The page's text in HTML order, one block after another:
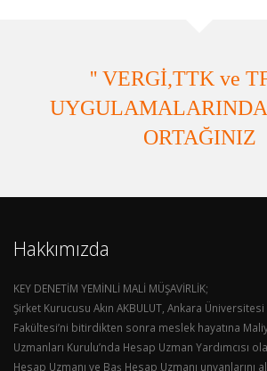
'' VERGİ,TTK ve
ORTAĞINIZ
Hakkımızda
KEY DENETİM YEMİNLİ MALİ MÜŞAVİRLİK;
Şirket Kurucusu Akın AKBULUT, Ankara
Fakültesi’ni bitirdikten sonra meslek hayatına
Uzmanları Kurulu’nda Hesap Uzman Yardımcısı
Hesap Uzmanı ve Baş Hesap Uzmanı unvanlarını